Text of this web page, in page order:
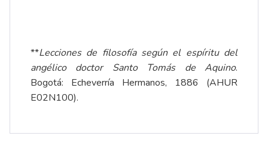
**Lecciones de filosofía según el espíritu del
angélico doctor Santo Tomás de Aquino.
Bogotá: Echeverría Hermanos, 1886 (AHUR
E02N100).